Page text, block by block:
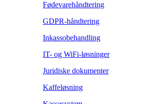
Fødevarehåndtering
GDPR-håndtering
Inkassobehandling
IT- og WiFi-løsninger
Juridiske dokumenter
Kaffeløsning